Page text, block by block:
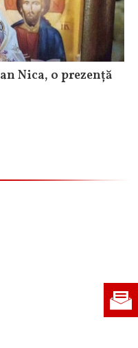
Nica, o prezență